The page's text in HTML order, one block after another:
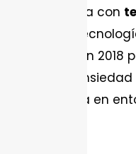
combinada con
-
consulta en
fobias y
controlada en